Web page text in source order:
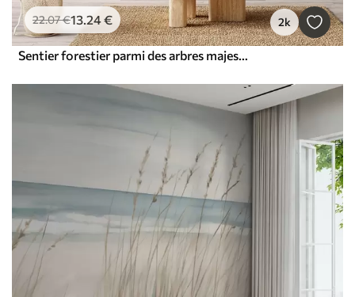
22.07€13.24€ 2k
Sentier forestier parmi des arbres majestueux, style aquarelle